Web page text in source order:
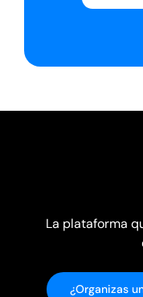
La plataforma
¿Organizas